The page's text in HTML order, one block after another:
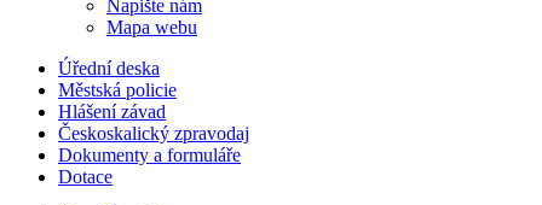
Napište nám
Mapa webu
Úřední deska
Městská policie
Hlášení závad
Českoskalický zpravodaj
Dokumenty a formuláře
Dotace